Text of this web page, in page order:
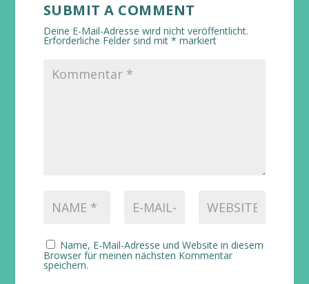
SUBMIT A COMMENT
Deine E-Mail-Adresse wird nicht veröffentlicht.
Erforderliche Felder sind mit * markiert
Name, E-Mail-Adresse und Website in diesem
Browser für meinen nächsten Kommentar
speichern.